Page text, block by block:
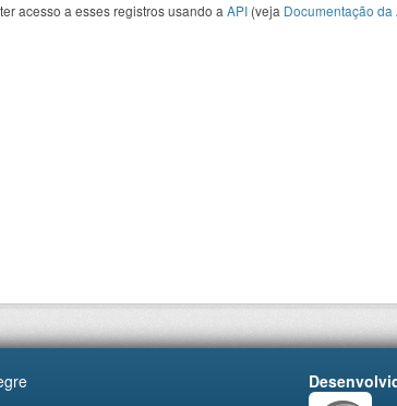
acesso a esses registros usando a API (veja Documentação da